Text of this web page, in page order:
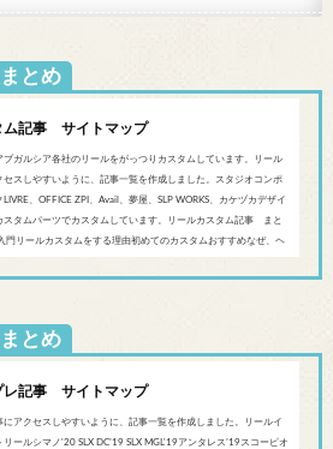
とめ
ム記事 サイトマップ
ブガルシア各社のリールをがっつりカスタムしています。リール
セスしやすいように、記事一覧を作成しました。スタジオコンポ
、OFFICE ZPI、Avail、夢屋、SLP WORKS、カケヅカデザイ
スタムパーツでカスタムしています。リールカスタム記事 まと
門リールカスタムをする理由初めてのカスタムおすすめなぜ、ヘ
ンMGL&#0...
とめ
レ記事 サイトマップ
にアクセスしやすいように、記事一覧を作成しました。リールイ
ールシマノ'20 SLX DC’19 SLX MGL'19アンタレス’19スコーピオ